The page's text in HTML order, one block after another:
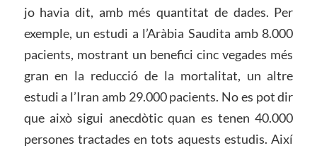
jo havia dit, amb més quantitat de dades. Per
exemple, un estudi a l’Aràbia Saudita amb 8.000
pacients, mostrant un benefici cinc vegades més
gran en la reducció de la mortalitat, un altre
estudi a l’Iran amb 29.000 pacients. No es pot dir
que això sigui anecdòtic quan es tenen 40.000
persones tractades en tots aquests estudis. Així